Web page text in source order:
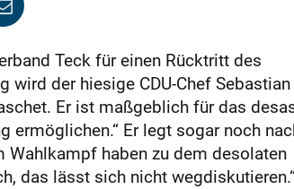
Teck für einen Rücktritt des
der hiesige CDU-Chef Sebastian
Er ist maßgeblich für das
ermöglichen.“ Er legt sogar noch
haben zu dem desolaten
das lässt sich nicht